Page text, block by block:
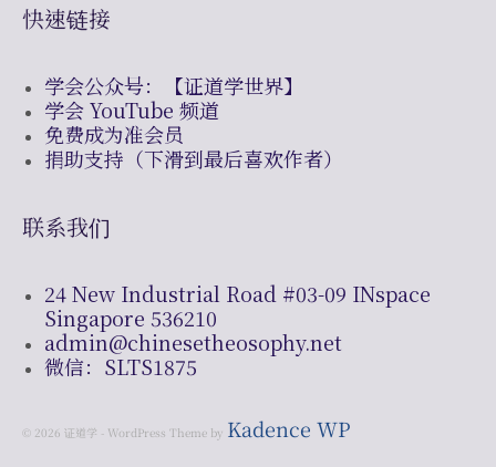
快速链接
学会公众号：【证道学世界】
学会 YouTube 频道
免费成为准会员
捐助支持（下滑到最后喜欢作者）
联系我们
24 New Industrial Road #03-09 INspace
Singapore 536210
admin@chinesetheosophy.net
微信：SLTS1875
© 2026 证道学 - WordPress Theme by Kadence WP